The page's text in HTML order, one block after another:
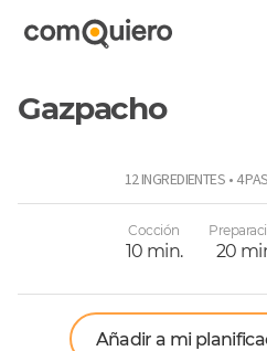
Gazpacho
12 INGREDIENTES • 4
Cocción
10 min. 20
Añadir a mi